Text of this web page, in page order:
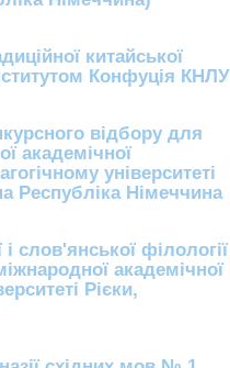
китайської
Конфуція КНЛУ
відбору для
академічної
університеті
Німеччина
слов'янської філології
академічної
Рієки,